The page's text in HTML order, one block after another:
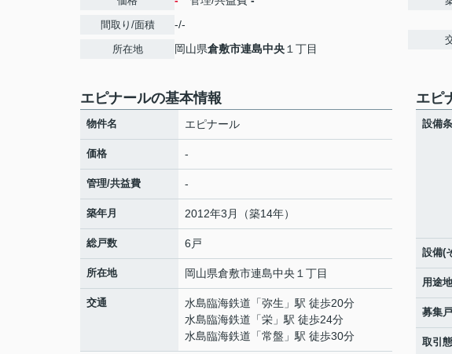
間取り/面積 -/-
所在地 岡山県倉敷市連島中央 １丁目
エピナールの基本情報
物件名 エピナール
価格 -
管理/共益費 -
築年月 2012年3月（築14年）
総戸数 6戸
所在地 岡山県倉敷市連島中央 １丁目
交通 水島臨海鉄道 「弥生 」駅 徒歩20分
水島臨海鉄道 「栄 」駅 徒歩24分
水島臨海鉄道 「常盤 」駅 徒歩30分
エピ
設備
設備(
用途
募集
取引